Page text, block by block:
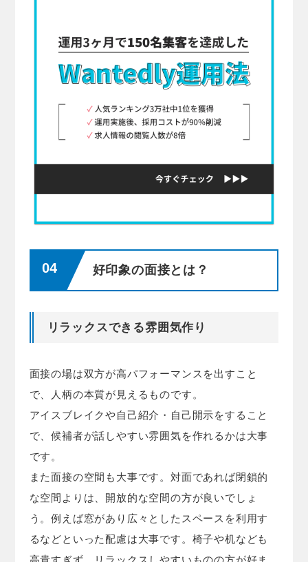
好印象の面接とは？
リラックスできる雰囲気作り
面接の場は双方が高パフォーマンスを出すこと
で、人柄の本質が見えるものです。
アイスブレイクや自己紹介・自己開示をすること
で、候補者が話しやすい雰囲気を作れるかは大事
です。
また面接の空間も大事です。対面であれば閉鎖的
な空間よりは、開放的な空間の方が良いでしょ
う。例えば窓があり広々としたスペースを利用す
るなどといった配慮は大事です。椅子や机なども
高貴すぎず、リラックスしやすいものの方が好ま